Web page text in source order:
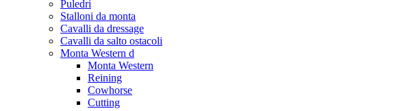
Puledri
Stalloni da monta
Cavalli da dressage
Cavalli da salto ostacoli
Monta Western d
Monta Western
Reining
Cowhorse
Cutting